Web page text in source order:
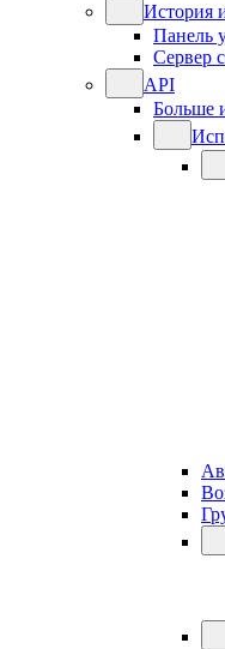
История
Панель
Сервер
API
Больше